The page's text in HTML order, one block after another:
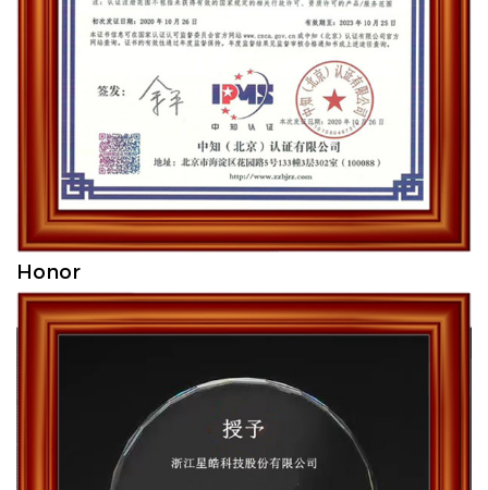
Honor